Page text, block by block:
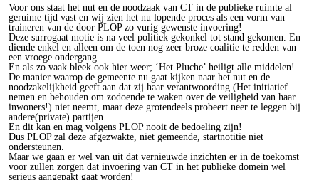
Voor ons staat het nut en de noodzaak van CT in de publieke ruimte al
geruime tijd vast en wij zien het nu lopende proces als een vorm van
traineren van de door PLOP zo vurig gewenste invoering!
Deze surrogaat motie is na veel politiek gekonkel tot stand gekomen. En
diende enkel en alleen om de toen nog zeer broze coalitie te redden van
een vroege ondergang.
En als zo vaak bleek ook hier weer; ‘Het Pluche’ heiligt alle middelen!
De manier waarop de gemeente nu gaat kijken naar het nut en de
noodzakelijkheid geeft aan dat zij haar verantwoording (Het initiatief
nemen en behouden om zodoende te waken over de veiligheid van haar
inwoners!) niet neemt, maar deze grotendeels probeert neer te leggen bij
andere(private) partijen.
En dit kan en mag volgens PLOP nooit de bedoeling zijn!
Dus PLOP zal deze afgezwakte, niet gemeende, startnotitie niet
ondersteunen.
Maar we gaan er wel van uit dat vernieuwde inzichten er in de toekomst
voor zullen zorgen dat invoering van CT in het publieke domein wel
serieus aangepakt gaat worden!